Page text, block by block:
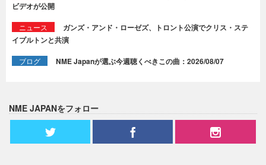
ビデオが公開
ニュース
ガンズ・アンド・ローゼズ、トロント公演でクリス・ステ
イプルトンと共演
ブログ NME Japanが選ぶ今週聴くべきこの曲：2026/08/07
NME JAPANをフォロー